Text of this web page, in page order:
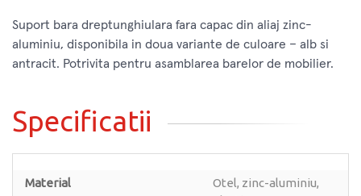
Suport bara dreptunghiulara fara capac din aliaj zinc-
aluminiu, disponibila in doua variante de culoare – alb si
antracit. Potrivita pentru asamblarea barelor de mobilier.
Specificatii
Material
Otel, zinc-aluminiu,